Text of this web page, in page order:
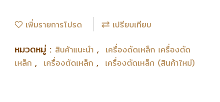
เพิ่มรายการโปรด เปรียบเทียบ
หมวดหมู่ : สินค้าแนะนำ , เครื่องดัดเหล็ก เครื่องตัด
เหล็ก , เครื่องตัดเหล็ก , เครื่องตัดเหล็ก (สินค้าใหม่)